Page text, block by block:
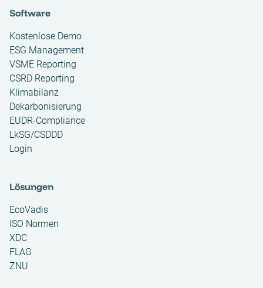
Software
Kostenlose Demo
ESG Management
VSME Reporting
CSRD Reporting
Klimabilanz
Dekarbonisierung
EUDR-Compliance
LkSG/CSDDD
Login
Lösungen
EcoVadis
ISO Normen
XDC
FLAG
ZNU